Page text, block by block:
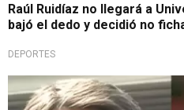
Raúl Ruidíaz no llegará a
bajó el dedo y decidió no
DEPORTES
Lo elogió